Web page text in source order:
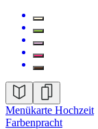
Menükarte Hochzeit
Farbenpracht